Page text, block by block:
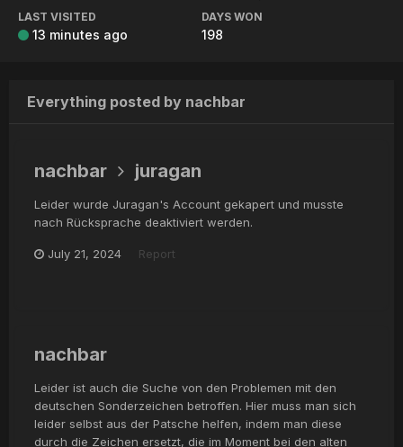
LAST VISITED
13 minutes ago
DAYS WON
198
Everything posted by nachbar
nachbar juragan
Leider wurde Juragan's Account gekapert und musste
nach Rücksprache deaktiviert werden.
July 21, 2024 Report
nachbar
Leider ist auch die Suche von den Problemen mit den
deutschen Sonderzeichen betroffen. Hier muss man sich
leider selbst aus der Patsche helfen, indem man diese
durch die Zeichen ersetzt, die im Moment bei den alten